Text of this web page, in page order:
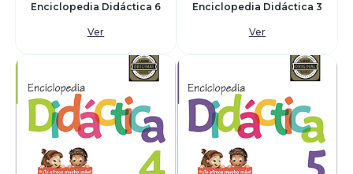
Enciclopedia Didáctica 6
Ver
Enciclopedia Didáctica 3
Ver